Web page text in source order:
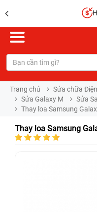
Trang chủ Sửa chữa
Sửa Galaxy M
Sửa
Thay loa Samsung
Thay loa Samsung